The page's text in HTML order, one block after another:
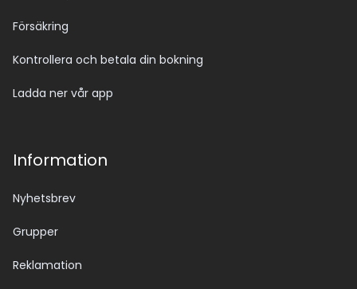
Försäkring
Kontrollera och betala din bokning
Ladda ner vår app
Information
Nyhetsbrev
Grupper
Reklamation